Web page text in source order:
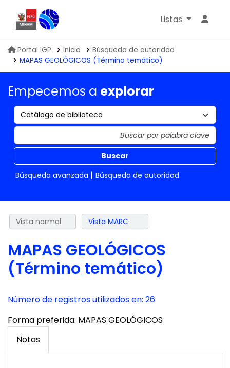
Biblioteca IGP
Listas
Portal IGP Inicio
Búsqueda de autoridad
MAPAS GEOLÓGICOS (Término temático)
Empecemos a explorar
Buscar
Búsqueda avanzada
Búsqueda de autoridad
Vista normal Vista MARC
MAPAS GEOLÓGICOS
(Término temático)
Número de registros utilizados en: 26
Forma preferida: MAPAS GEOLÓGICOS
Notas